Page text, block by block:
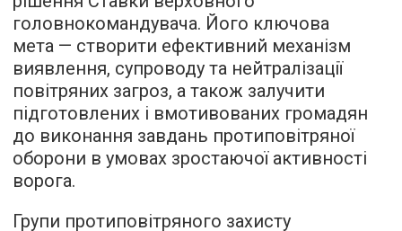
головнокомандувача. Його ключова
мета — створити ефективний механізм
виявлення, супроводу та нейтралізації
повітряних загроз, а також залучити
підготовлених і вмотивованих громадян
до виконання завдань протиповітряної
оборони в умовах зростаючої активності
ворога.
Групи протиповітряного захисту